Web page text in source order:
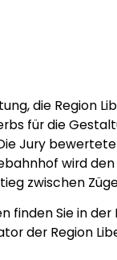
die Region
für die
Jury
wird
zwischen
finden Sie in der
der Region